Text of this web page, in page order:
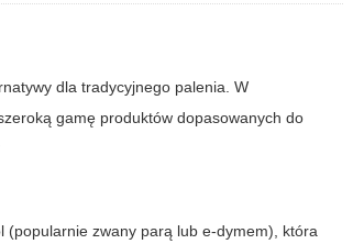
dla tradycyjnego palenia. W
gamę produktów dopasowanych do
(popularnie zwany parą lub e-dymem), która